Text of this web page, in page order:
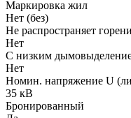
Маркировка жил
Нет (без)
Не распространяет
Нет
С низким
Нет
Номин. напряжение U
35 кВ
Бронированный